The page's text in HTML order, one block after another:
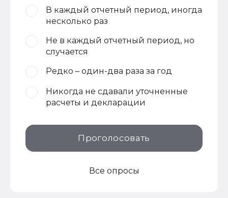
В каждый отчетный период, иногда
несколько раз
Не в каждый отчетный период, но
случается
Редко – один-два раза за год
Никогда не сдавали уточненные
расчеты и декларации
Проголосовать
Все опросы